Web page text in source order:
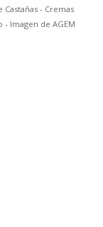
Castañas - Cremas
- Imagen de AGEM